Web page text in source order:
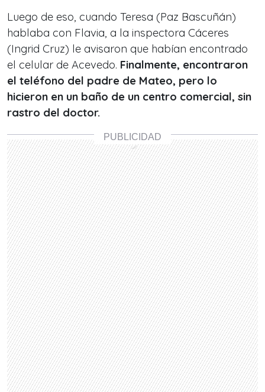
Luego de eso, cuando Teresa (Paz Bascuñán)
hablaba con Flavia, a la inspectora Cáceres
(Ingrid Cruz) le avisaron que habían encontrado
el celular de Acevedo. Finalmente, encontraron
el teléfono del padre de Mateo, pero lo
hicieron en un baño de un centro comercial, sin
rastro del doctor.